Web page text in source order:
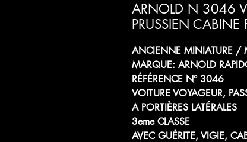
ARNOLD N 3046
PRUSSIEN CABINE
ANCIENNE MINIATURE /
MARQUE: ARNOLD
RÉFÉRENCE N° 3046
VOITURE VOYAGEUR,
A PORTIÈRES LATÉRALES
3eme CLASSE
AVEC GUÉRITE, VIGIE,